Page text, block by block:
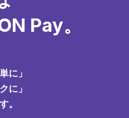
Pay。
に」
に」
。